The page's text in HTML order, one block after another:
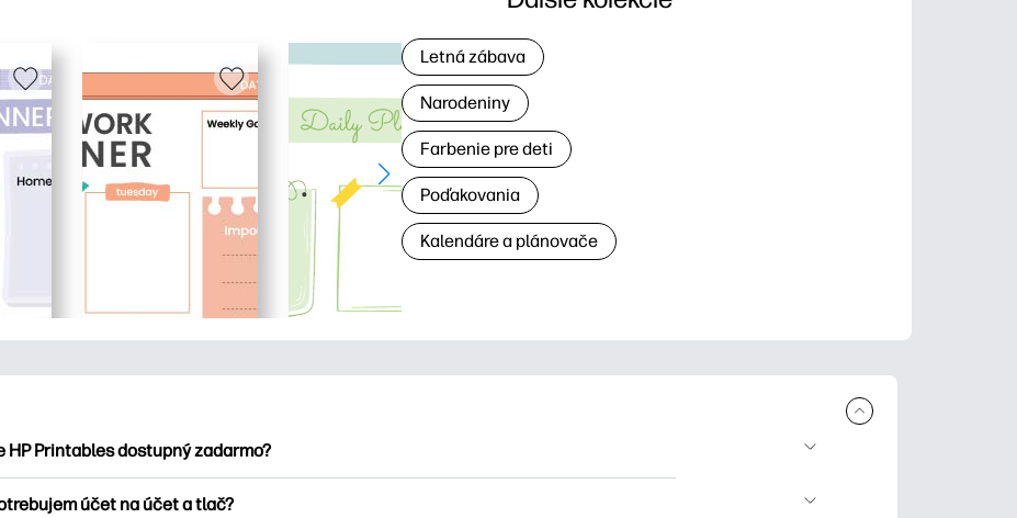
Letná zábava
Narodeniny
Farbenie pre deti
Poďakovania
Kalendáre a plánovače
HP Printables dostupný zadarmo?
účet na účet a tlač?